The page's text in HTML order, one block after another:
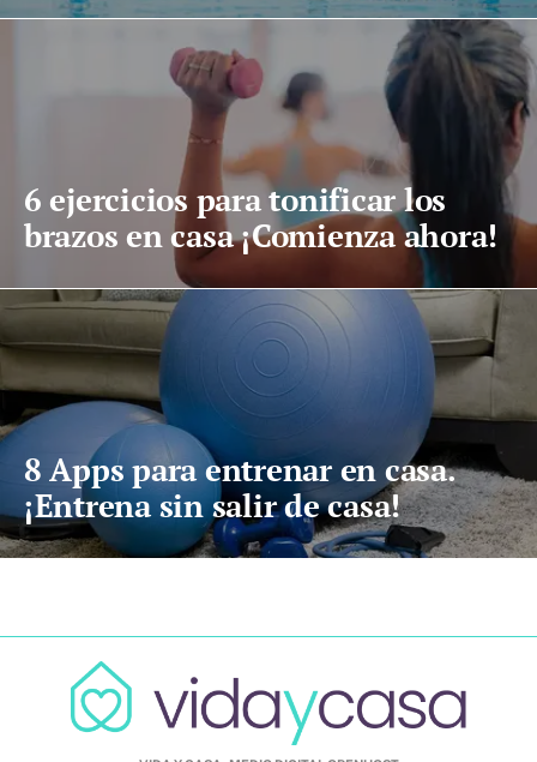
6 ejercicios para tonificar los
brazos en casa ¡Comienza ahora!
8 Apps para entrenar en casa.
¡Entrena sin salir de casa!